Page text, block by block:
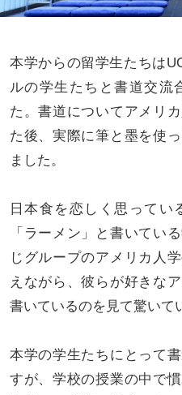
本学からの留学生たちは
ルの学生たちと書道交流
た。書道についてアメリ
た後、実際に筆と墨を使
ました。
日本食を恋しく思ってい
「ラーメン」と書いてい
じグループのアメリカ人
えながら、彼らが好きな
書いているのを見て驚いて
本学の学生たちにとって
すが、学校の授業の中で